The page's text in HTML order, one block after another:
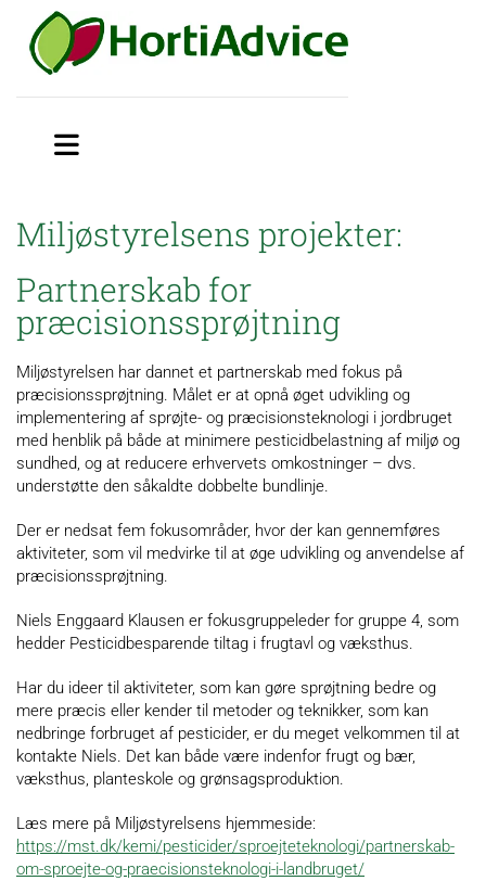
Miljøstyrelsens projekter:
Partnerskab for
præcisionssprøjtning
Miljøstyrelsen har dannet et partnerskab med fokus på
præcisionssprøjtning. Målet er at opnå øget udvikling og
implementering af sprøjte- og præcisionsteknologi i jordbruget
med henblik på både at minimere pesticidbelastning af miljø og
sundhed, og at reducere erhvervets omkostninger – dvs.
understøtte den såkaldte dobbelte bundlinje.
Der er nedsat fem fokusområder, hvor der kan gennemføres
aktiviteter, som vil medvirke til at øge udvikling og anvendelse af
præcisionssprøjtning.
Niels Enggaard Klausen er fokusgruppeleder for gruppe 4, som
hedder Pesticidbesparende tiltag i frugtavl og væksthus.
Har du ideer til aktiviteter, som kan gøre sprøjtning bedre og
mere præcis eller kender til metoder og teknikker, som kan
nedbringe forbruget af pesticider, er du meget velkommen til at
kontakte Niels. Det kan både være indenfor frugt og bær,
væksthus, planteskole og grønsagsproduktion.
Læs mere på Miljøstyrelsens hjemmeside:
https://mst.dk/kemi/pesticider/sproejteteknologi/partnerskab-
om-sproejte-og-praecisionsteknologi-i-landbruget/